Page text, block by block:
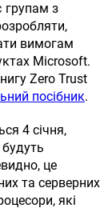
групам з
вимогам
Microsoft.
Zero Trust
посібник.
4 січня,
це
та серверних
які